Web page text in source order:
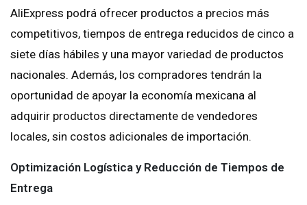
AliExpress podrá ofrecer productos a precios más
competitivos, tiempos de entrega reducidos de cinco a
siete días hábiles y una mayor variedad de productos
nacionales. Además, los compradores tendrán la
oportunidad de apoyar la economía mexicana al
adquirir productos directamente de vendedores
locales, sin costos adicionales de importación.
Optimización Logística y Reducción de Tiempos de
Entrega